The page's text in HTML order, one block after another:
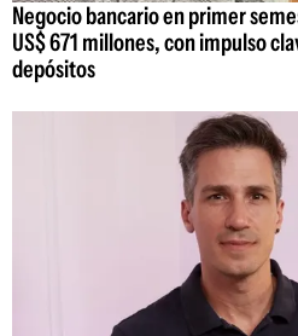
Negocio bancario en primer
US$ 671 millones, con impulso
depósitos